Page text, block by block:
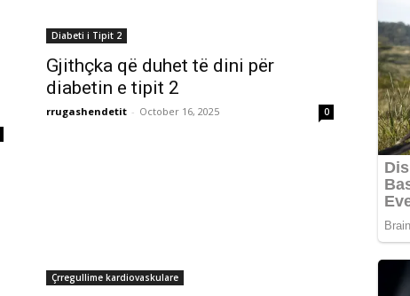
Diabeti i Tipit 2
Gjithçka që duhet të dini për
diabetin e tipit 2
rrugashendetit - October 16, 2025 0
Çrregullime kardiovaskulare